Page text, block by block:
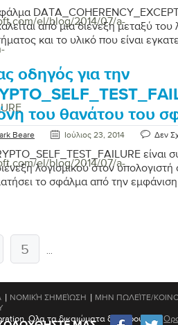
el/blog/2014/07/a-
από μια διένεξη μεταξύ του
και το υλικό που είναι
σας.
el/blog/2014/07/a-
οδηγός για την
του θανάτου του
Beare Ιούλιος 23, 2014 Δεν
είναι
λογισμικού στον
το σφάλμα από την
5 ...
| ΝΟΜΙΚΉ ΣΗΜΕΊΩΣΗ | ΜΗΝ ΠΩΛΕΊΤΕ/
Ολα τα δικαιώματα διατηρούνται.